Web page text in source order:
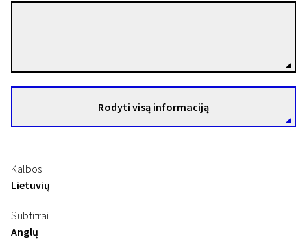
Rodyti visą informaciją
Kalbos
Lietuvių
Subtitrai
Anglų